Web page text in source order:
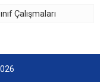
Çalışmaları